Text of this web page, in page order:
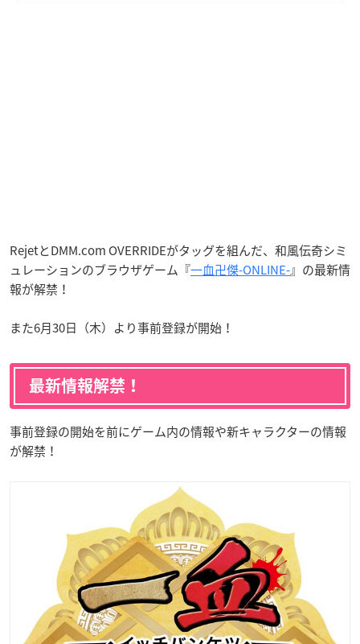
RejetとDMM.com OVERRIDEがタッグを組んだ、和風伝奇シミ
ュレーションのブラウザゲーム『一血卍傑-ONLINE-』の最新情
報が解禁！
また6月30日（木）より事前登録が開始！
最新情報解禁！
事前登録の開始を前にゲーム内の情報や新キャラクターの情報
が解禁！